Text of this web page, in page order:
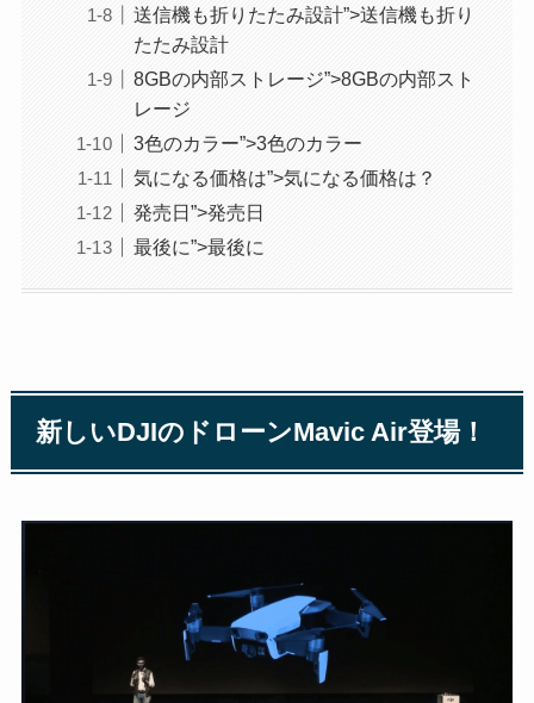
送信機も折りたたみ設計”>送信機も折り
たたみ設計
8GBの内部ストレージ”>8GBの内部スト
レージ
3色のカラー”>3色のカラー
気になる価格は”>気になる価格は？
発売日”>発売日
最後に”>最後に
新しいDJIのドローンMavic Air登場！